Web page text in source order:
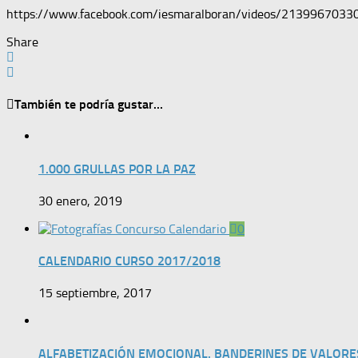
https://www.facebook.com/iesmaralboran/videos/
Share
También te podría gustar...
1.000 GRULLAS POR LA PAZ
30 enero, 2019
0
CALENDARIO CURSO 2017/2018
15 septiembre, 2017
ALFABETIZACIÓN EMOCIONAL. BANDERINES DE